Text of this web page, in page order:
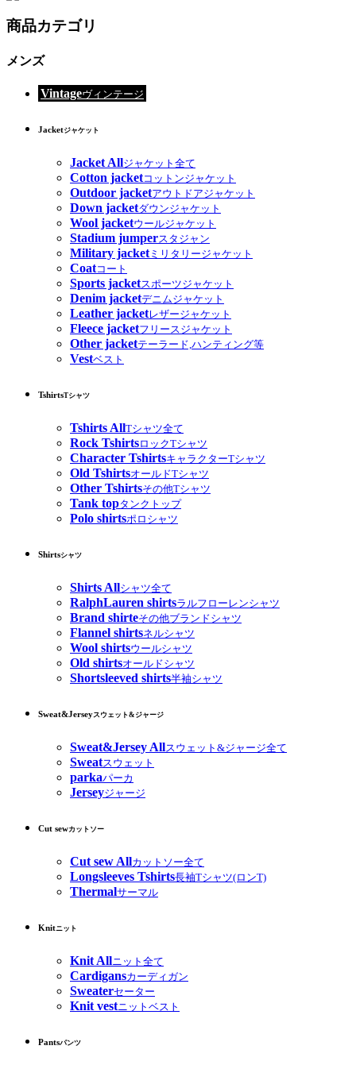
商品カテゴリ
メンズ
Vintageヴィンテージ
Jacketジャケット
Jacket Allジャケット全て
Cotton jacketコットンジャケット
Outdoor jacketアウトドアジャケット
Down jacketダウンジャケット
Wool jacketウールジャケット
Stadium jumperスタジャン
Military jacketミリタリージャケット
Coatコート
Sports jacketスポーツジャケット
Denim jacketデニムジャケット
Leather jacketレザージャケット
Fleece jacketフリースジャケット
Other jacketテーラード,ハンティング等
Vestベスト
TshirtsTシャツ
Tshirts AllTシャツ全て
Rock TshirtsロックTシャツ
Character TshirtsキャラクターTシャツ
Old TshirtsオールドTシャツ
Other Tshirtsその他Tシャツ
Tank topタンクトップ
Polo shirtsポロシャツ
Shirtsシャツ
Shirts Allシャツ全て
RalphLauren shirtsラルフローレンシャツ
Brand shirteその他ブランドシャツ
Flannel shirtsネルシャツ
Wool shirtsウールシャツ
Old shirtsオールドシャツ
Shortsleeved shirts半袖シャツ
Sweat&Jerseyスウェット&ジャージ
Sweat&Jersey Allスウェット&ジャージ全て
Sweatスウェット
parkaパーカ
Jerseyジャージ
Cut sewカットソー
Cut sew Allカットソー全て
Longsleeves Tshirts長袖Tシャツ(ロンT)
Thermalサーマル
Knitニット
Knit Allニット全て
Cardigansカーディガン
Sweaterセーター
Knit vestニットベスト
Pantsパンツ